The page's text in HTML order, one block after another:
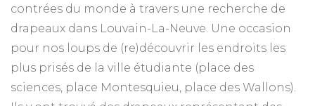
contrées du monde à travers une recherche de
drapeaux dans Louvain-La-Neuve. Une occasion
pour nos loups de (re)découvrir les endroits les
plus prisés de la ville étudiante (place des
sciences, place Montesquieu, place des Wallons).